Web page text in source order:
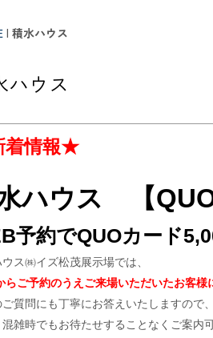
| 積水ハウス
ハウス
着情報★
ハウス 【
予約でQUOカード
ス㈱イズ松茂展示場では、
らご予約のうえご来場いただいたお客様
質問にも丁寧にお答えいたしますので
混雑時でもお待たせすることなくご案内